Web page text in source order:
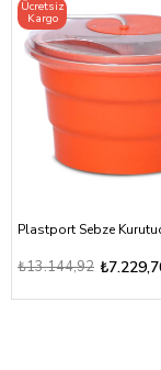
Plastport Sebze
₺13.144,92
Ücretsiz
Kargo